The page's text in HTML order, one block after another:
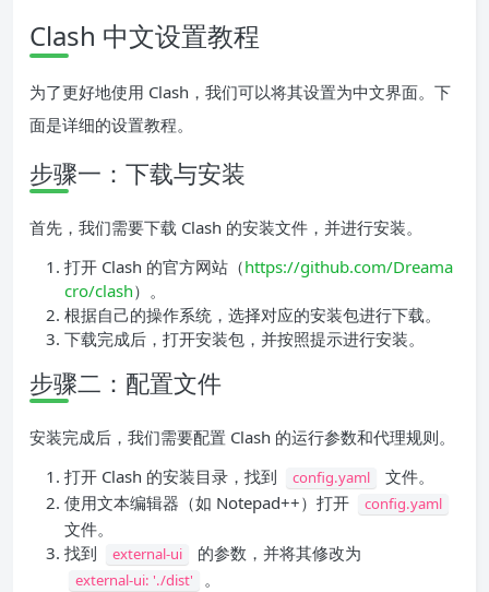
Clash 中文设置教程
为了更好地使用 Clash，我们可以将其设置为中文界面。下
面是详细的设置教程。
步骤一：下载与安装
首先，我们需要下载 Clash 的安装文件，并进行安装。
打开 Clash 的官方网站（https://github.com/Dreama
cro/clash）。
根据自己的操作系统，选择对应的安装包进行下载。
下载完成后，打开安装包，并按照提示进行安装。
步骤二：配置文件
安装完成后，我们需要配置 Clash 的运行参数和代理规则。
打开 Clash 的安装目录，找到
config.yaml
文件。
使用文本编辑器（如 Notepad++）打开
config.yaml
文件。
找到
external-ui 的参数，并将其修改为
external-ui: './dist'
。